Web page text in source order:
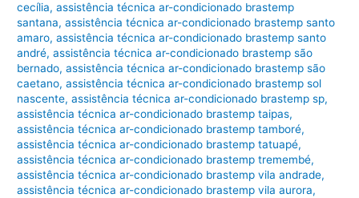
cecília,assistência técnica ar-condicionado brastemp
santana,assistência técnica ar-condicionado brastemp santo
amaro,assistência técnica ar-condicionado brastemp santo
andré,assistência técnica ar-condicionado brastemp são
bernado,assistência técnica ar-condicionado brastemp são
caetano,assistência técnica ar-condicionado brastemp sol
nascente,assistência técnica ar-condicionado brastemp sp,
assistência técnica ar-condicionado brastemp taipas,
assistência técnica ar-condicionado brastemp tamboré,
assistência técnica ar-condicionado brastemp tatuapé,
assistência técnica ar-condicionado brastemp tremembé,
assistência técnica ar-condicionado brastemp vila andrade,
assistência técnica ar-condicionado brastemp vila aurora,